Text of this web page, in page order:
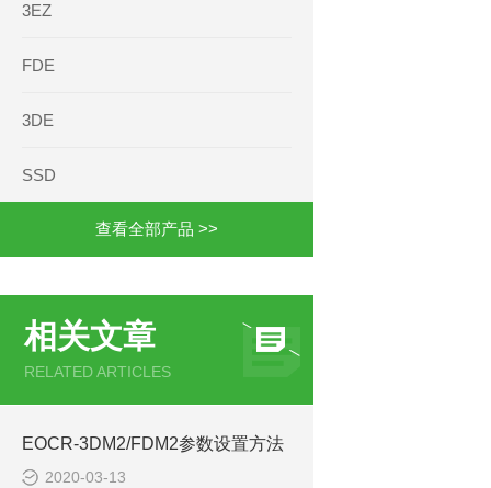
3EZ
FDE
3DE
SSD
查看全部产品 >>
相关文章
RELATED ARTICLES
EOCR-3DM2/FDM2参数设置方法
2020-03-13